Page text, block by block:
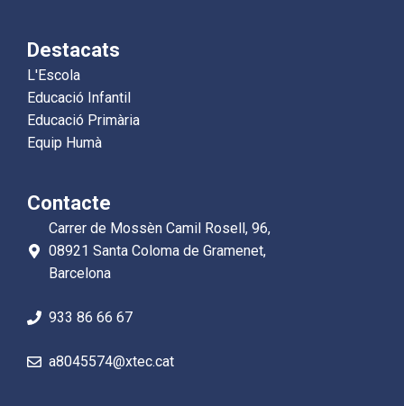
Destacats
L'Escola
Educació Infantil
Educació Primària
Equip Humà
Contacte
Carrer de Mossèn Camil Rosell, 96,
08921 Santa Coloma de Gramenet,
Barcelona
933 86 66 67
a8045574@xtec.cat